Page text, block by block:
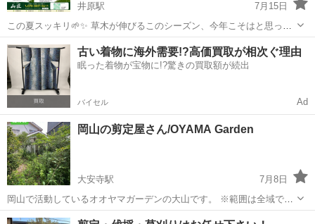
井原駅
7月15日
この夏スッキリ🌱✨ 草木が伸びるこのシーズン、今年こそはと思って
るそこのあなた！！今なら見積から1万円オフ👍 ・草刈り ・木の伐採
・空き家の管理 見積もり、現地確認は無料です‼️ ご連絡お待ちしてお
ります😊
岡山 井原市 井原駅 剪定/造園 見積
古い着物に海外需要!?高価買取が相次ぐ理由
眠った着物が宝物に!?驚きの買取額が続出
バイセル Ad
岡山の剪定屋さん/OYAMA Garden
大安寺駅
7月8日
岡山で活動しているオオヤマガーデンの大山です。 ※範囲は全域です
が、場所によっては出張費をいただく場合がございます。 地域密着
岡山 岡山市 大安寺駅 剪定/造園